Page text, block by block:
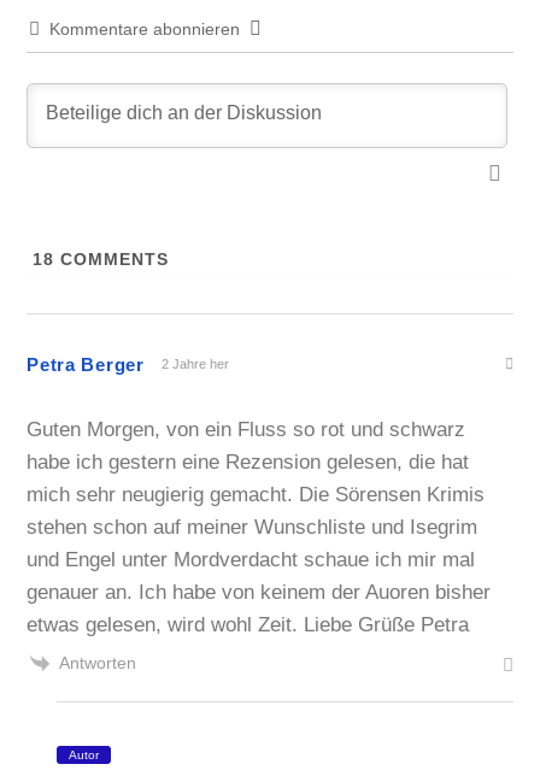
Kommentare abonnieren
18 COMMENTS
Petra Berger 2 Jahre her
Guten Morgen, von ein Fluss so rot und schwarz
habe ich gestern eine Rezension gelesen, die hat
mich sehr neugierig gemacht. Die Sörensen Krimis
stehen schon auf meiner Wunschliste und Isegrim
und Engel unter Mordverdacht schaue ich mir mal
genauer an. Ich habe von keinem der Auoren bisher
etwas gelesen, wird wohl Zeit. Liebe Grüße Petra
Antworten
Autor